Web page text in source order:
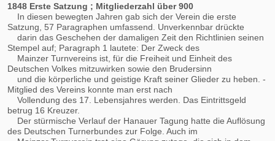
1848 Erste Satzung ; Mitgliederzahl über 900
In diesen bewegten Jahren gab sich der Verein die erste
Satzung, 57 Paragraphen umfassend. Unverkennbar drückte
darin das Geschehen der damaligen Zeit den Richtlinien seinen
Stempel auf; Paragraph 1 lautete: Der Zweck des
Mainzer Turnvereins ist, für die Freiheit und Einheit des
Deutschen Volkes mitzuwirken sowie den Brudersinn
und die körperliche und geistige Kraft seiner Glieder zu heben. -
Mitglied des Vereins konnte man erst nach
Vollendung des 17. Lebensjahres werden. Das Eintrittsgeld
betrug 16 Kreuzer.
Der stürmische Verlauf der Hanauer Tagung hatte die Auflösung
des Deutschen Turnerbundes zur Folge. Auch im